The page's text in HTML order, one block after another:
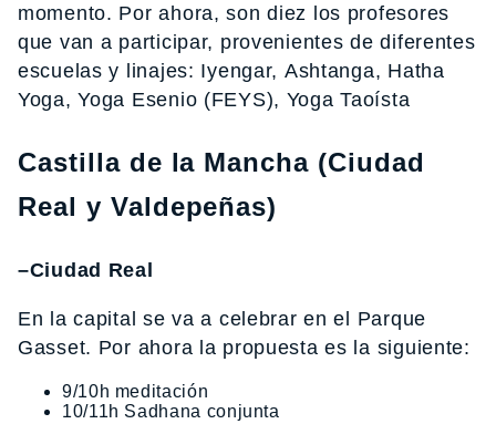
momento. Por ahora, son diez los profesores
que van a participar, provenientes de diferentes
escuelas y linajes: Iyengar, Ashtanga, Hatha
Yoga, Yoga Esenio (FEYS), Yoga Taoísta
Castilla de la Mancha (Ciudad
Real y Valdepeñas)
–Ciudad Real
En la capital se va a celebrar en el Parque
Gasset. Por ahora la propuesta es la siguiente:
9/10h meditación
10/11h Sadhana conjunta